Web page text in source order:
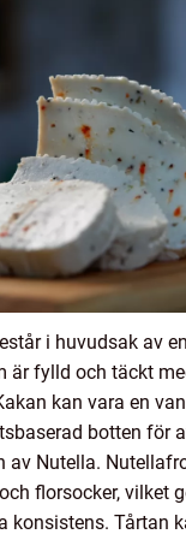
i huvudsak av
är fylld och täckt
kan vara en
botten för
av Nutella.
florsocker, vilket
konsistens. Tårtan